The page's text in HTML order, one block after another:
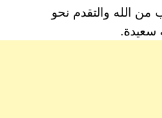
الله والتقدم نحو
سعيدة.